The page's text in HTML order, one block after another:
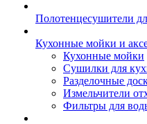
Полотенцесушители
Кухонные мойки и
Кухонные мойки
Сушилки для
Разделочные
Измельчители
Фильтры для